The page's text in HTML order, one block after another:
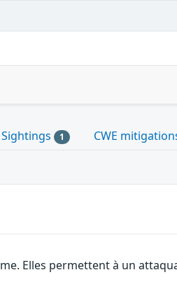
Sightings 1 CWE
Elles permettent à un